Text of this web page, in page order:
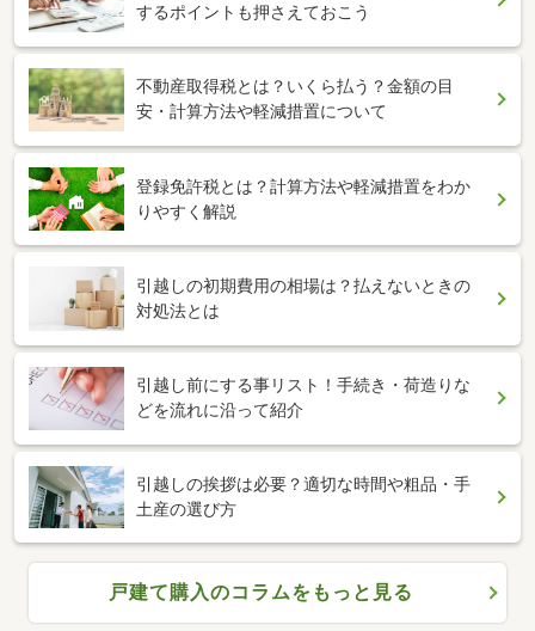
するポイントも押さえておこう
不動産取得税とは？いくら払う？金額の目
安・計算方法や軽減措置について
登録免許税とは？計算方法や軽減措置をわか
りやすく解説
引越しの初期費用の相場は？払えないときの
対処法とは
引越し前にする事リスト！手続き・荷造りな
どを流れに沿って紹介
引越しの挨拶は必要？適切な時間や粗品・手
土産の選び方
戸建て購入のコラムをもっと見る